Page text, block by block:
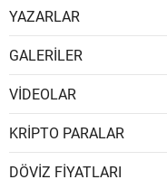
YAZARLAR
GALERİLER
VİDEOLAR
KRİPTO PARALAR
DÖVİZ FİYATLARI